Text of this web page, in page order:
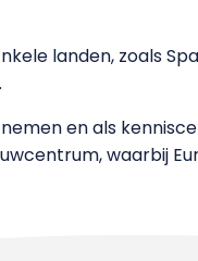
landen, zoals
en als
waarbij